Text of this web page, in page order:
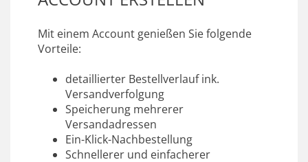
Mit einem Account genießen Sie folgende
Vorteile:
detaillierter Bestellverlauf ink.
Versandverfolgung
Speicherung mehrerer
Versandadressen
Ein-Klick-Nachbestellung
Schnellerer und einfacherer